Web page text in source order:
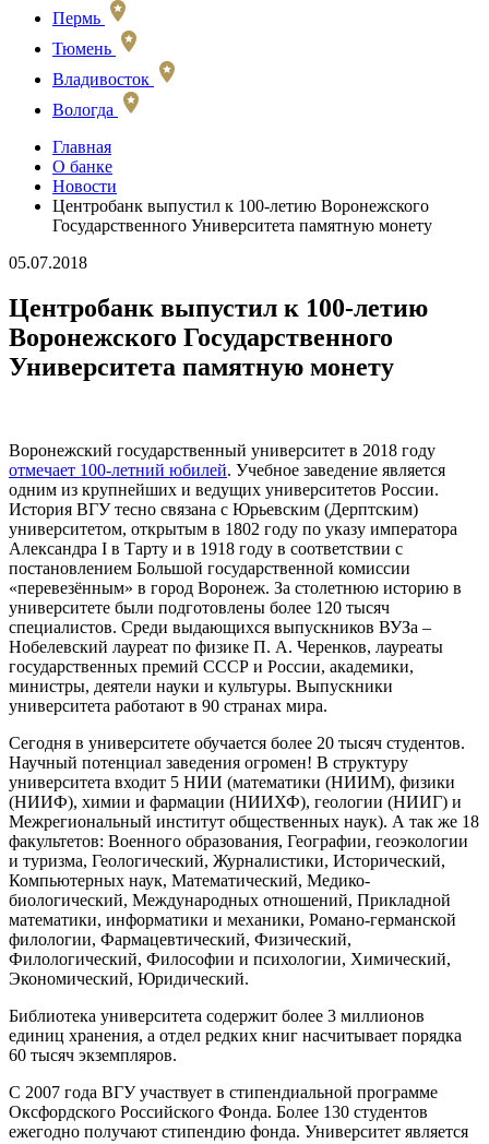
Пермь
Тюмень
Владивосток
Вологда
Главная
О банке
Новости
Центробанк выпустил к 100-летию Воронежского
Государственного Университета памятную монету
05.07.2018
Центробанк выпустил к 100-летию
Воронежского Государственного
Университета памятную монету
Воронежский государственный университет в 2018 году
отмечает 100-летний юбилей. Учебное заведение является
одним из крупнейших и ведущих университетов России.
История ВГУ тесно связана с Юрьевским (Дерптским)
университетом, открытым в 1802 году по указу императора
Александра I в Тарту и в 1918 году в соответствии с
постановлением Большой государственной комиссии
«перевезённым» в город Воронеж. За столетнюю историю в
университете были подготовлены более 120 тысяч
специалистов. Среди выдающихся выпускников ВУЗа –
Нобелевский лауреат по физике П. А. Черенков, лауреаты
государственных премий СССР и России, академики,
министры, деятели науки и культуры. Выпускники
университета работают в 90 странах мира.
Сегодня в университете обучается более 20 тысяч студентов.
Научный потенциал заведения огромен! В структуру
университета входит 5 НИИ (математики (НИИМ), физики
(НИИФ), химии и фармации (НИИХФ), геологии (НИИГ) и
Межрегиональный институт общественных наук). А так же 18
факультетов: Военного образования, Географии, геоэкологии
и туризма, Геологический, Журналистики, Исторический,
Компьютерных наук, Математический, Медико-
биологический, Международных отношений, Прикладной
математики, информатики и механики, Романо-германской
филологии, Фармацевтический, Физический,
Филологический, Философии и психологии, Химический,
Экономический, Юридический.
Библиотека университета содержит более 3 миллионов
единиц хранения, а отдел редких книг насчитывает порядка
60 тысяч экземпляров.
С 2007 года ВГУ участвует в стипендиальной программе
Оксфордского Российского Фонда. Более 130 студентов
ежегодно получают стипендию фонда. Университет является